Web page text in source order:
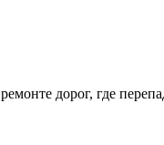
дорог, где